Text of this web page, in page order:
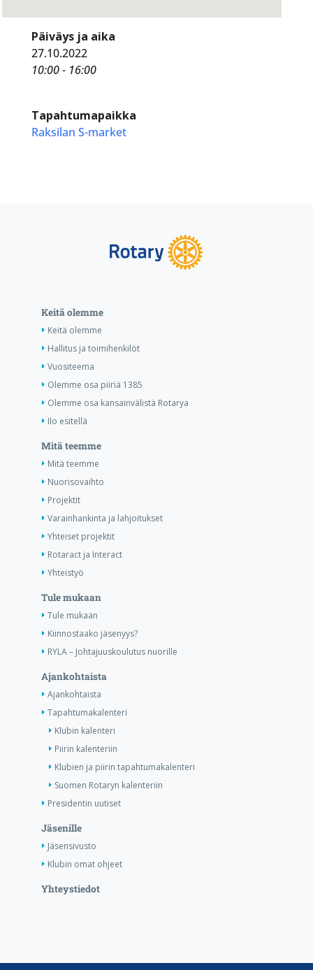
Päiväys ja aika
27.10.2022
10:00 - 16:00
Tapahtumapaikka
Raksilan S-market
Keitä olemme
Keitä olemme
Hallitus ja toimihenkilöt
Vuositeema
Olemme osa piiriä 1385
Olemme osa kansainvälistä Rotarya
Ilo esitellä
Mitä teemme
Mitä teemme
Nuorisovaihto
Projektit
Varainhankinta ja lahjoitukset
Yhteiset projektit
Rotaract ja Interact
Yhteistyö
Tule mukaan
Tule mukaan
Kiinnostaako jäsenyys?
RYLA – Johtajuuskoulutus nuorille
Ajankohtaista
Ajankohtaista
Tapahtumakalenteri
Klubin kalenteri
Piirin kalenteriin
Klubien ja piirin tapahtumakalenteri
Suomen Rotaryn kalenteriin
Presidentin uutiset
Jäsenille
Jäsensivusto
Klubin omat ohjeet
Yhteystiedot